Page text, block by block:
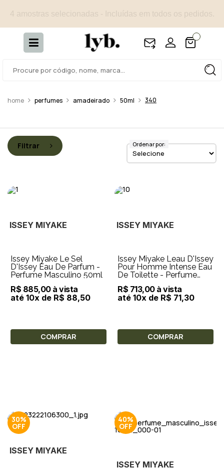
4 amostras selecionadas - Incluídas em todos os pedidos.
perfumes amadeirado 50ml 340
Filtrar Ordenar por:
ISSEY MIYAKE
Issey Miyake Le Sel
D'Issey Eau De Parfum -
Perfume Masculino 50ml
R$ 885,00 à vista
até 10x de R$ 88,50
COMPRAR
ISSEY MIYAKE
Issey Miyake Leau D'Issey
Pour Homme Intense Eau
De Toilette - Perfume
R$ 713,00 à vista
até 10x de R$ 71,30
COMPRAR
30%
ISSEY MIYAKE
40%
ISSEY MIYAKE